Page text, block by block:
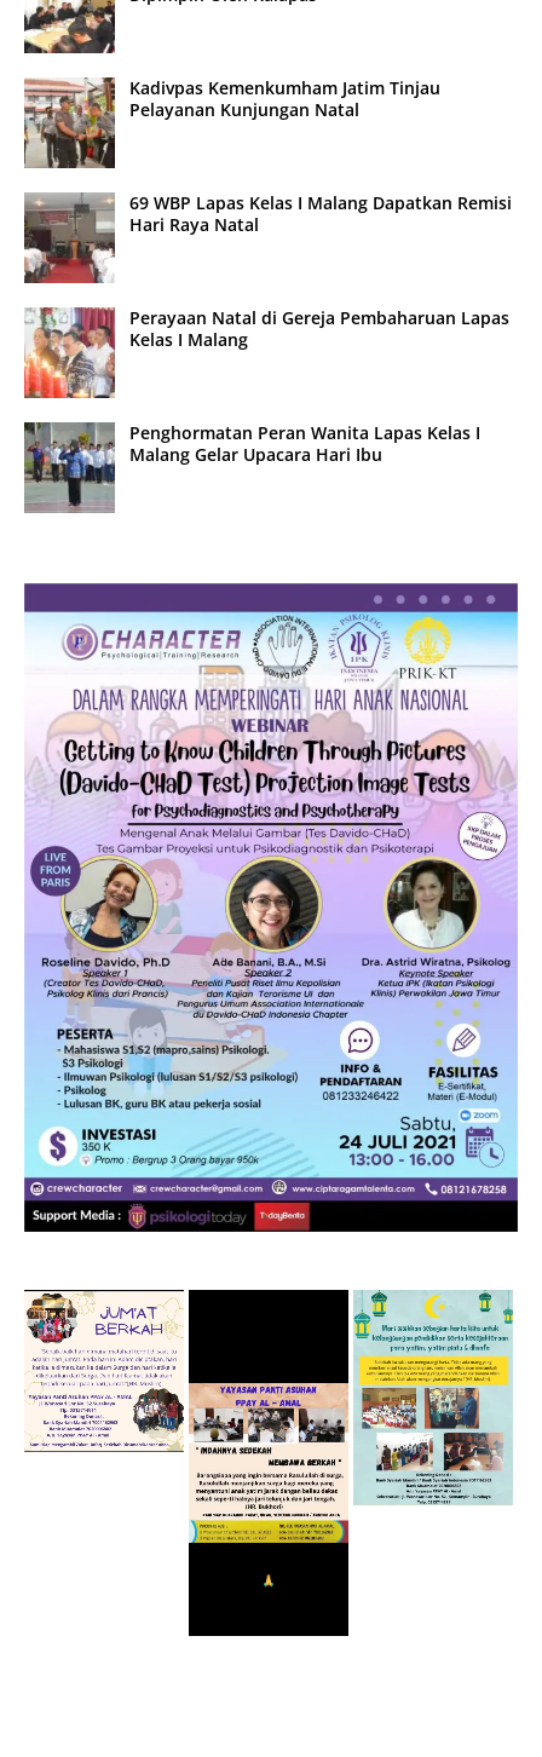
Kadivpas Kemenkumham Jatim Tinjau
Pelayanan Kunjungan Natal
69 WBP Lapas Kelas I Malang Dapatkan Remisi
Hari Raya Natal
Perayaan Natal di Gereja Pembaharuan Lapas
Kelas I Malang
Penghormatan Peran Wanita Lapas Kelas I
Malang Gelar Upacara Hari Ibu